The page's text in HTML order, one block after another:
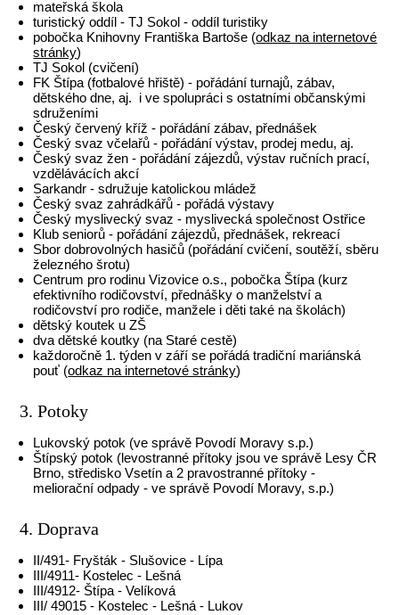
mateřská škola
turistický oddíl - TJ Sokol - oddíl turistiky
pobočka Knihovny Františka Bartoše (odkaz na internetové
stránky)
TJ Sokol (cvičení)
FK Štípa (fotbalové hřiště) - pořádání turnajů, zábav,
dětského dne, aj. i ve spolupráci s ostatními občanskými
sdruženími
Český červený kříž - pořádání zábav, přednášek
Český svaz včelařů - pořádání výstav, prodej medu, aj.
Český svaz žen - pořádání zájezdů, výstav ručních prací,
vzdělávácích akcí
Sarkandr - sdružuje katolickou mládež
Český svaz zahrádkářů - pořádá výstavy
Český myslivecký svaz - myslivecká společnost Ostřice
Klub seniorů - pořádání zájezdů, přednášek, rekreací
Sbor dobrovolných hasičů (pořádání cvičení, soutěží, sběru
železného šrotu)
Centrum pro rodinu Vizovice o.s., pobočka Štípa (kurz
efektivního rodičovství, přednášky o manželství a
rodičovství pro rodiče, manžele i děti také na školách)
dětský koutek u ZŠ
dva dětské koutky (na Staré cestě)
každoročně 1. týden v září se pořádá tradiční mariánská
pouť (odkaz na internetové stránky)
3. Potoky
Lukovský potok (ve správě Povodí Moravy s.p.)
Štípský potok (levostranné přítoky jsou ve správě Lesy ČR
Brno, středisko Vsetín a 2 pravostranné přítoky -
meliorační odpady - ve správě Povodí Moravy, s.p.)
4. Doprava
II/491- Fryšták - Slušovice - Lípa
III/4911- Kostelec - Lešná
III/4912- Štípa - Velíková
III/ 49015 - Kostelec - Lešná - Lukov